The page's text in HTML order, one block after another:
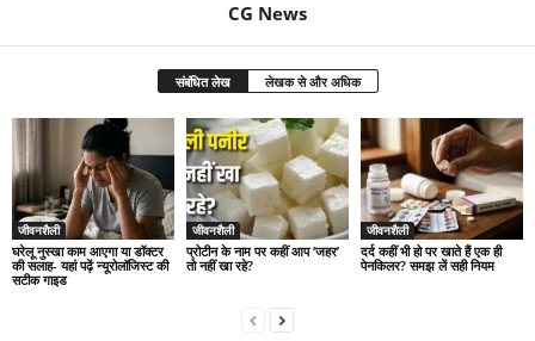
CG News
संबंधित लेख लेखक से और अधिक
जीवनशैली
घरेलू नुस्खा काम आएगा या डॉक्टर
की सलाह- यहां पढ़ें न्यूरोलॉजिस्ट की
सटीक गाइड
जीवनशैली
प्रोटीन के नाम पर कहीं आप ‘जहर’
तो नहीं खा रहे?
जीवनशैली
दर्द कहीं भी हो पर खाते हैं एक ही
पेनकिलर? समझ लें सही नियम